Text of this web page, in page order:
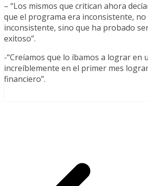
– “Los mismos que critican ahora
que el programa era inconsistente,
inconsistente, sino que ha probado
exitoso”.
-“Creíamos que lo íbamos a lograr en
increíblemente en el primer mes
financiero”.